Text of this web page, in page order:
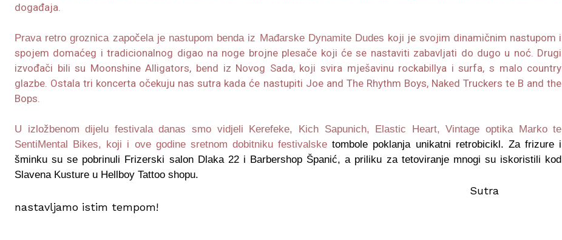
događaja.
Prava retro groznica započela je nastupom benda iz Mađarske Dynamite Dudes koji je svojim dinamičnim nastupom i
spojem domaćeg i tradicionalnog digao na noge brojne plesače koji će se nastaviti zabavljati do dugo u noć. Drugi
izvođači bili su Moonshine Alligators, bend iz Novog Sada, koji svira mješavinu rockabillya i surfa, s malo country
glazbe. Ostala tri koncerta očekuju nas sutra kada će nastupiti Joe and The Rhythm Boys, Naked Truckers te B and the
Bops.
U izložbenom dijelu festivala danas smo vidjeli Kerefeke, Kich Sapunich, Elastic Heart, Vintage optika Marko te
SentiMental Bikes, koji i ove godine sretnom dobitniku festivalsketombole poklanja unikatni retrobicikl. Za frizure i
šminku su se pobrinuli Frizerski salon Dlaka 22 i Barbershop Španić, a priliku za tetoviranje mnogi su iskoristili kod
Slavena Kusture u Hellboy Tattoo shopu.
Sutra
nastavljamo istim tempom!